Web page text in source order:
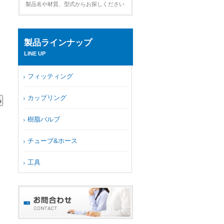
製品名や材質、型式からお探しください
製品ラインナップ
LINE UP
フィッティング
カップリング
樹脂バルブ
チューブ&ホース
工具